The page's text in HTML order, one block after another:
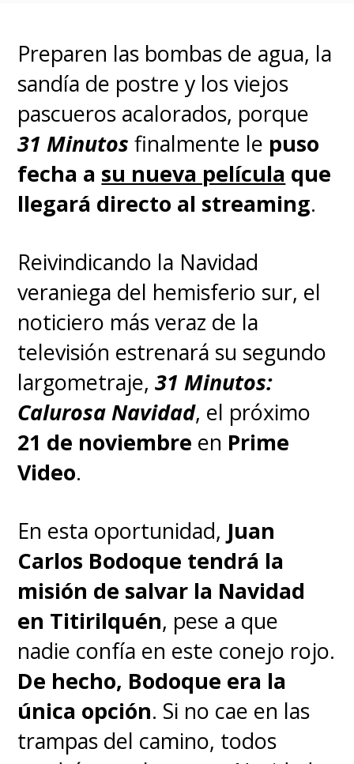
Preparen las bombas de agua, la
sandía de postre y los viejos
pascueros acalorados, porque
31 Minutos finalmente le puso
fecha a su nueva película que
llegará directo al streaming.
Reivindicando la Navidad
veraniega del hemisferio sur, el
noticiero más veraz de la
televisión estrenará su segundo
largometraje,31 Minutos:
Calurosa Navidad, el próximo
21 de noviembre en Prime
Video.
En esta oportunidad, Juan
Carlos Bodoque tendrá la
misión de salvar la Navidad
en Titirilquén, pese a que
nadie confía en este conejo rojo.
De hecho, Bodoque era la
única opción. Si no cae en las
trampas del camino, todos